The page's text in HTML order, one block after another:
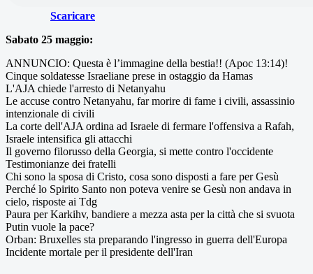
Scaricare
Sabato 25 maggio:
ANNUNCIO: Questa è l’immagine della bestia!! (Apoc 13:14)!
Cinque soldatesse Israeliane prese in ostaggio da Hamas
L'AJA chiede l'arresto di Netanyahu
Le accuse contro Netanyahu, far morire di fame i civili, assassinio
intenzionale di civili
La corte dell'AJA ordina ad Israele di fermare l'offensiva a Rafah,
Israele intensifica gli attacchi
Il governo filorusso della Georgia, si mette contro l'occidente
Testimonianze dei fratelli
Chi sono la sposa di Cristo, cosa sono disposti a fare per Gesù
Perché lo Spirito Santo non poteva venire se Gesù non andava in
cielo, risposte ai Tdg
Paura per Karkihv, bandiere a mezza asta per la città che si svuota
Putin vuole la pace?
Orban: Bruxelles sta preparando l'ingresso in guerra dell'Europa
Incidente mortale per il presidente dell'Iran